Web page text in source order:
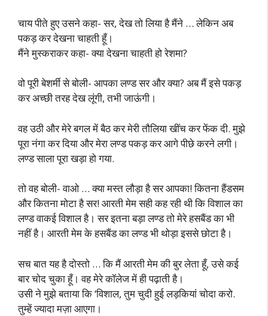
चाय पीते हुए उसने कहा- सर, देख तो लिया है मैंने … लेकिन अब
पकड़ कर देखना चाहती हूँ।
मैंने मुस्कराकर कहा- क्या देखना चाहती हो रेशमा?
वो पूरी बेशर्मी से बोली- आपका लण्ड सर और क्या? अब मैं इसे पकड़
कर अच्छी तरह देख लूंगी, तभी जाऊंगी।
वह उठी और मेरे बगल में बैठ कर मेरी तौलिया खींच कर फेंक दी. मुझे
पूरा नंगा कर दिया और मेरा लण्ड पकड़ कर आगे पीछे करने लगी।
लण्ड साला पूरा खड़ा हो गया.
तो वह बोली- वाओ … क्या मस्त लौड़ा है सर आपका! कितना हैंडसम
और कितना मोटा है सर! आरती मेम सही कह रही थी कि विशाल का
लण्ड वाकई विशाल है। सर इतना बड़ा लण्ड तो मेरे हसबैंड का भी
नहीं है। आरती मेम के हसबैंड का लण्ड भी थोड़ा इससे छोटा है।
सच बात यह है दोस्तो … कि मैं आरती मेम की बुर लेता हूँ, उसे कई
बार चोद चुका हूँ। वह मेरे कॉलेज में ही पढ़ाती है।
उसी ने मुझे बताया कि ‘विशाल, तुम चुदी हुई लड़कियां चोदा करो.
तुम्हें ज्यादा मज़ा आएगा।